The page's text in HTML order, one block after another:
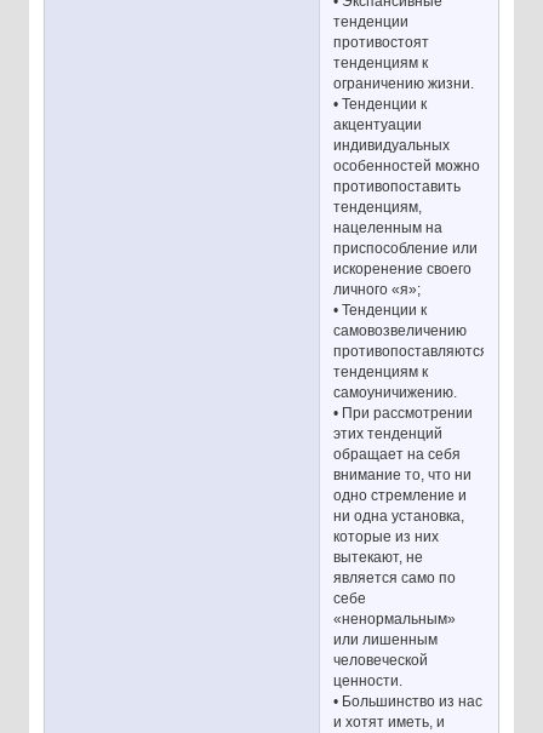
тенденции
противостоят
тенденциям к
ограничению жизни.
• Тенденции к
акцентуации
индивидуальных
особенностей можно
противопоставить
тенденциям,
нацеленным на
приспособление или
искоренение своего
личного «я»;
• Тенденции к
самовозвеличению
противопоставляются
тенденциям к
самоуничижению.
• При рассмотрении
этих тенденций
обращает на себя
внимание то, что ни
одно стремление и
ни одна установка,
которые из них
вытекают, не
является само по
себе
«ненормальным»
или лишенным
человеческой
ценности.
• Большинство из нас
и хотят иметь, и